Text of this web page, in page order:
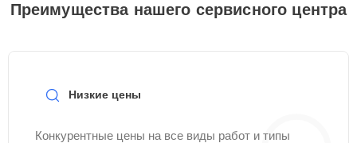
Преимущества нашего сервисного центра
Низкие цены
Конкурентные цены на все виды работ и типы